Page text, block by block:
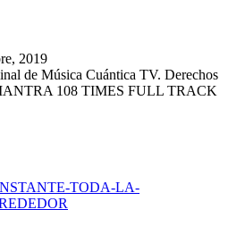
2019
de Música Cuántica TV. Derechos
108 TIMES FULL TRACK